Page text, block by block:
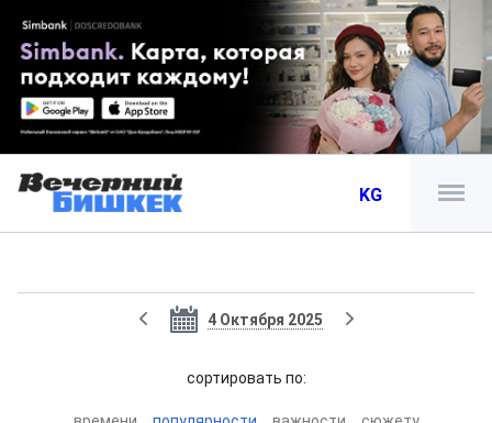
KG
4 Октября 2025
cортировать по: